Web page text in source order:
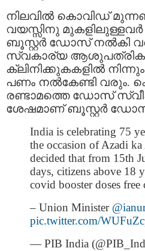
നിലവിൽ കൊവിഡ്
വയസ്സിനു
ബൂസ്റ്റര്‍ ഡോസ് നൽകി
സ്വകാര്യ
ക്ലിനിക്കുകകളിൽ
പണം നൽകേണ്ടി വരും.
രണ്ടാമത്തെ ഡോസ്
ശേഷമാണ് ബൂസ്റ്റർ
India is celebrating 75
the occasion of Azadi
decided that from 15th
days, citizens above 18
covid booster doses free
– Union Minister
pic.twitter.com/
— PIB India